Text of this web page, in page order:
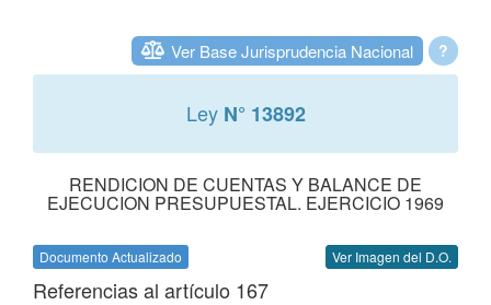
?
Ver Base Jurisprudencia Nacional
Ley N° 13892
RENDICION DE CUENTAS Y BALANCE DE
EJECUCION PRESUPUESTAL. EJERCICIO 1969
Documento Actualizado Ver Imagen del D.O.
Referencias al artículo 167